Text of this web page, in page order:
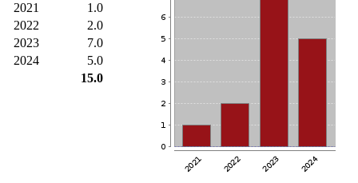
2021
1.0
2022
2.0
2023
7.0
2024
5.0
15.0